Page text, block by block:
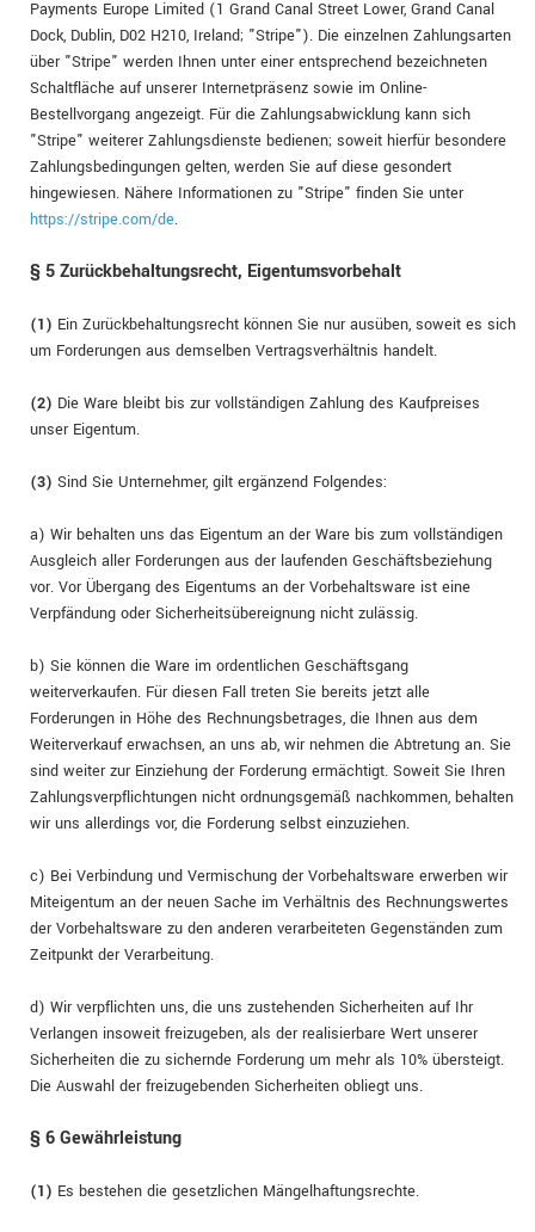
Payments Europe Limited (1 Grand Canal Street Lower, Grand Canal
Dock, Dublin, D02 H210, Ireland; "Stripe"). Die einzelnen Zahlungsarten
über "Stripe" werden Ihnen unter einer entsprechend bezeichneten
Schaltfläche auf unserer Internetpräsenz sowie im Online-
Bestellvorgang angezeigt. Für die Zahlungsabwicklung kann sich
"Stripe" weiterer Zahlungsdienste bedienen; soweit hierfür besondere
Zahlungsbedingungen gelten, werden Sie auf diese gesondert
hingewiesen. Nähere Informationen zu "Stripe" finden Sie unter
https://stripe.com/de.
§ 5 Zurückbehaltungsrecht, Eigentumsvorbehalt
(1) Ein Zurückbehaltungsrecht können Sie nur ausüben, soweit es sich
um Forderungen aus demselben Vertragsverhältnis handelt.
(2) Die Ware bleibt bis zur vollständigen Zahlung des Kaufpreises
unser Eigentum.
(3) Sind Sie Unternehmer, gilt ergänzend Folgendes:
a) Wir behalten uns das Eigentum an der Ware bis zum vollständigen
Ausgleich aller Forderungen aus der laufenden Geschäftsbeziehung
vor. Vor Übergang des Eigentums an der Vorbehaltsware ist eine
Verpfändung oder Sicherheitsübereignung nicht zulässig.
b) Sie können die Ware im ordentlichen Geschäftsgang
weiterverkaufen. Für diesen Fall treten Sie bereits jetzt alle
Forderungen in Höhe des Rechnungsbetrages, die Ihnen aus dem
Weiterverkauf erwachsen, an uns ab, wir nehmen die Abtretung an. Sie
sind weiter zur Einziehung der Forderung ermächtigt. Soweit Sie Ihren
Zahlungsverpflichtungen nicht ordnungsgemäß nachkommen, behalten
wir uns allerdings vor, die Forderung selbst einzuziehen.
c) Bei Verbindung und Vermischung der Vorbehaltsware erwerben wir
Miteigentum an der neuen Sache im Verhältnis des Rechnungswertes
der Vorbehaltsware zu den anderen verarbeiteten Gegenständen zum
Zeitpunkt der Verarbeitung.
d) Wir verpflichten uns, die uns zustehenden Sicherheiten auf Ihr
Verlangen insoweit freizugeben, als der realisierbare Wert unserer
Sicherheiten die zu sichernde Forderung um mehr als 10% übersteigt.
Die Auswahl der freizugebenden Sicherheiten obliegt uns.
§ 6 Gewährleistung
(1) Es bestehen die gesetzlichen Mängelhaftungsrechte.